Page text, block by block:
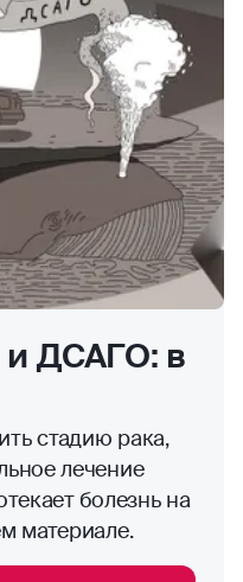
ДСАГО: в
стадию рака,
лечение
болезнь на
материале.